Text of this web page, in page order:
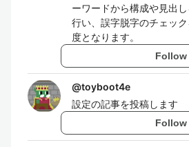
ーワードから構成や見出
行い、誤字脱字のチェッ
度となります。
Follow
@toyboot4e
設定の記事を投稿します
Follow